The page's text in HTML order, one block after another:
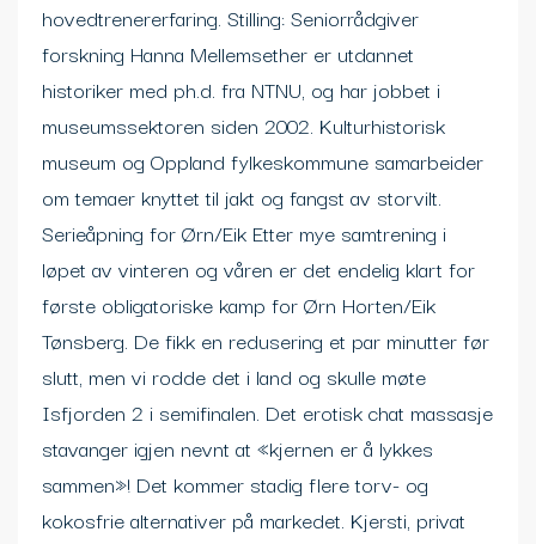
hovedtrenererfaring. Stilling: Seniorrådgiver
forskning Hanna Mellemsether er utdannet
historiker med ph.d. fra NTNU, og har jobbet i
museumssektoren siden 2002. Kulturhistorisk
museum og Oppland fylkeskommune samarbeider
om temaer knyttet til jakt og fangst av storvilt.
Serieåpning for Ørn/Eik Etter mye samtrening i
løpet av vinteren og våren er det endelig klart for
første obligatoriske kamp for Ørn Horten/Eik
Tønsberg. De fikk en redusering et par minutter før
slutt, men vi rodde det i land og skulle møte
Isfjorden 2 i semifinalen. Det erotisk chat massasje
stavanger igjen nevnt at «kjernen er å lykkes
sammen»! Det kommer stadig flere torv- og
kokosfrie alternativer på markedet. Kjersti, privat